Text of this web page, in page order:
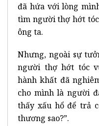
đã hứa với lòng
tìm người thợ hớt
ông ta.
Nhưng, ngoài sự
người thợ hớt tóc
hành khất đã
cho mình là người
thấy xấu hổ để trả
thương sao?”.